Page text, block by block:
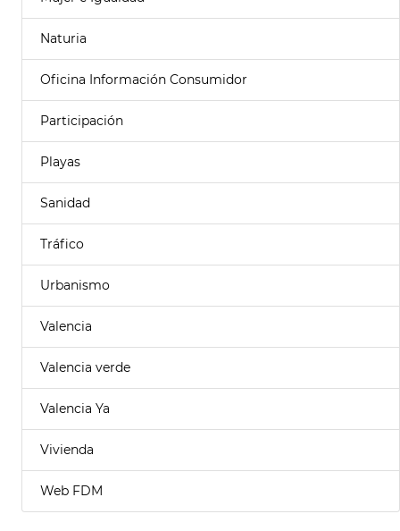
Naturia
Oficina Información Consumidor
Participación
Playas
Sanidad
Tráfico
Urbanismo
Valencia
Valencia verde
Valencia Ya
Vivienda
Web FDM